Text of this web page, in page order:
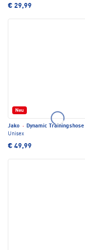
€ 29,99
Neu
Jako · Dynamic Trainingshose
Unisex
€ 49,99